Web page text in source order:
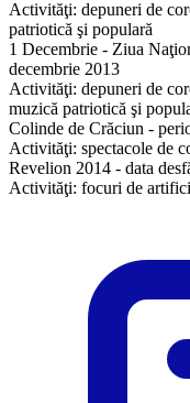
Activităţi: depuneri de
patriotică şi populară
1 Decembrie - Ziua
decembrie 2013
Activităţi: depuneri de
muzică patriotică şi
Colinde de Crăciun -
Activităţi: spectacole de
Revelion 2014 - data
Activităţi: focuri de